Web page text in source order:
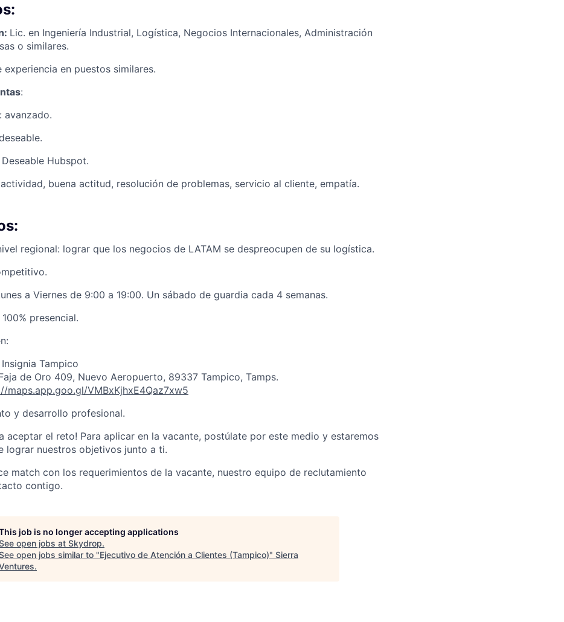
Lic. en Ingeniería Industrial, Logística, Negocios Internacionales, Administración
o similares.
experiencia en puestos similares.
:
avanzado.
Deseable Hubspot.
buena actitud, resolución de problemas, servicio al cliente, empatía.
regional: lograr que los negocios de LATAM se despreocupen de su logística.
a Viernes de 9:00 a 19:00. Un sábado de guardia cada 4 semanas.
presencial.
Tampico
de Oro 409, Nuevo Aeropuerto, 89337 Tampico, Tamps.
maps.app.goo.gl/VMBxKjhxE4Qaz7xw5
y desarrollo profesional.
aceptar el reto! Para aplicar en la vacante, postúlate por este medio y estaremos
lograr nuestros objetivos junto a ti.
match con los requerimientos de la vacante, nuestro equipo de reclutamiento
contigo.
job is no longer accepting applications
open jobs at Skydrop.
open jobs similar to "Ejecutivo de Atención a Clientes (Tampico)" Sierra
.